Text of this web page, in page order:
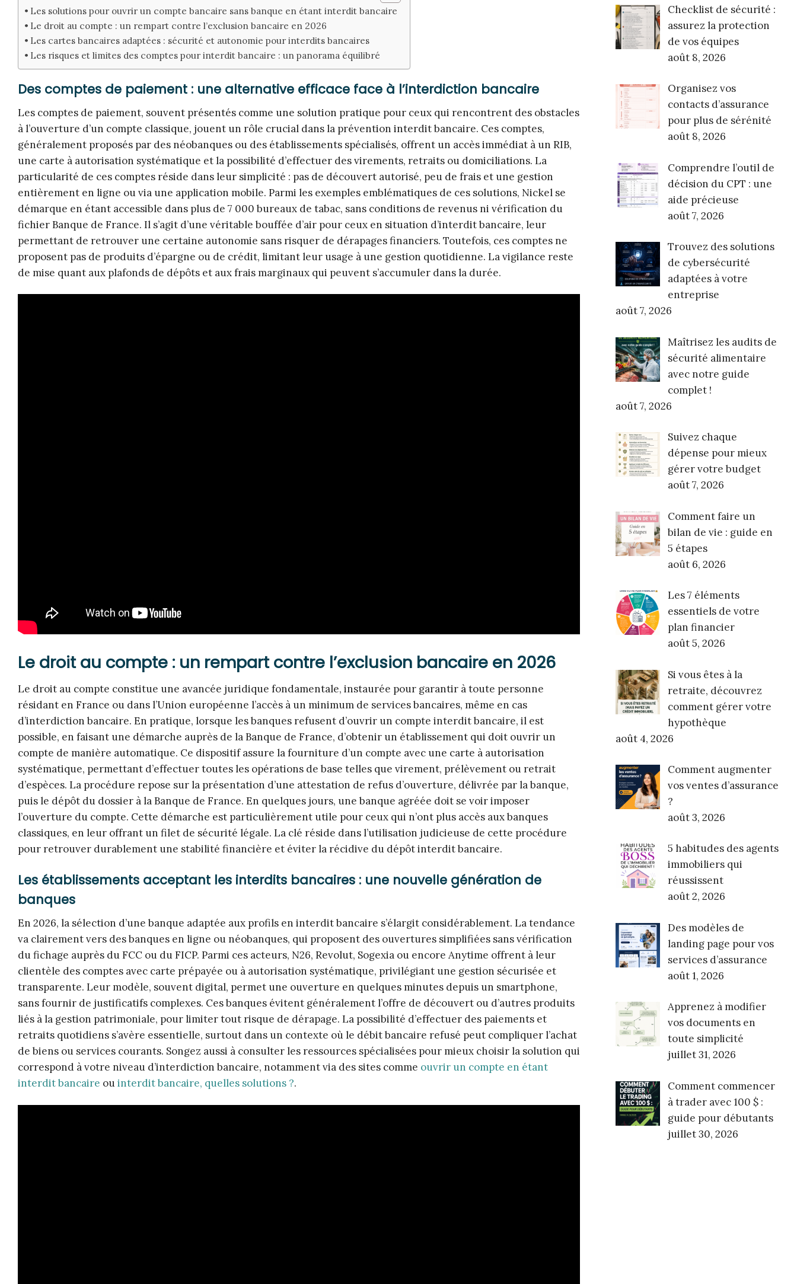
Les solutions pour ouvrir un compte bancaire sans banque en étant interdit bancaire
Le droit au compte : un rempart contre l’exclusion bancaire en 2026
Les cartes bancaires adaptées : sécurité et autonomie pour interdits bancaires
Les risques et limites des comptes pour interdit bancaire : un panorama équilibré
Des comptes de paiement : une alternative efficace face à l’interdiction bancaire
Les comptes de paiement, souvent présentés comme une solution pratique pour ceux qui rencontrent des obstacles
à l’ouverture d’un compte classique, jouent un rôle crucial dans la prévention interdit bancaire. Ces comptes,
généralement proposés par des néobanques ou des établissements spécialisés, offrent un accès immédiat à un RIB,
une carte à autorisation systématique et la possibilité d’effectuer des virements, retraits ou domiciliations. La
particularité de ces comptes réside dans leur simplicité : pas de découvert autorisé, peu de frais et une gestion
entièrement en ligne ou via une application mobile. Parmi les exemples emblématiques de ces solutions, Nickel se
démarque en étant accessible dans plus de 7 000 bureaux de tabac, sans conditions de revenus ni vérification du
fichier Banque de France. Il s’agit d’une véritable bouffée d’air pour ceux en situation d’interdit bancaire, leur
permettant de retrouver une certaine autonomie sans risquer de dérapages financiers. Toutefois, ces comptes ne
proposent pas de produits d’épargne ou de crédit, limitant leur usage à une gestion quotidienne. La vigilance reste
de mise quant aux plafonds de dépôts et aux frais marginaux qui peuvent s’accumuler dans la durée.
Le droit au compte : un rempart contre l’exclusion bancaire en 2026
Le droit au compte constitue une avancée juridique fondamentale, instaurée pour garantir à toute personne
résidant en France ou dans l’Union européenne l’accès à un minimum de services bancaires, même en cas
d’interdiction bancaire. En pratique, lorsque les banques refusent d’ouvrir un compte interdit bancaire, il est
possible, en faisant une démarche auprès de la Banque de France, d’obtenir un établissement qui doit ouvrir un
compte de manière automatique. Ce dispositif assure la fourniture d’un compte avec une carte à autorisation
systématique, permettant d’effectuer toutes les opérations de base telles que virement, prélèvement ou retrait
d’espèces. La procédure repose sur la présentation d’une attestation de refus d’ouverture, délivrée par la banque,
puis le dépôt du dossier à la Banque de France. En quelques jours, une banque agréée doit se voir imposer
l’ouverture du compte. Cette démarche est particulièrement utile pour ceux qui n’ont plus accès aux banques
classiques, en leur offrant un filet de sécurité légale. La clé réside dans l’utilisation judicieuse de cette procédure
pour retrouver durablement une stabilité financière et éviter la récidive du dépôt interdit bancaire.
Les établissements acceptant les interdits bancaires : une nouvelle génération de
banques
En 2026, la sélection d’une banque adaptée aux profils en interdit bancaire s’élargit considérablement. La tendance
va clairement vers des banques en ligne ou néobanques, qui proposent des ouvertures simplifiées sans vérification
du fichage auprès du FCC ou du FICP. Parmi ces acteurs, N26, Revolut, Sogexia ou encore Anytime offrent à leur
clientèle des comptes avec carte prépayée ou à autorisation systématique, privilégiant une gestion sécurisée et
transparente. Leur modèle, souvent digital, permet une ouverture en quelques minutes depuis un smartphone,
sans fournir de justificatifs complexes. Ces banques évitent généralement l’offre de découvert ou d’autres produits
liés à la gestion patrimoniale, pour limiter tout risque de dérapage. La possibilité d’effectuer des paiements et
retraits quotidiens s’avère essentielle, surtout dans un contexte où le débit bancaire refusé peut compliquer l’achat
de biens ou services courants. Songez aussi à consulter les ressources spécialisées pour mieux choisir la solution qui
correspond à votre niveau d’interdiction bancaire, notamment via des sites comme ouvrir un compte en étant
interdit bancaire ouinterdit bancaire, quelles solutions ?.
Checklist de sécurité :
assurez la protection
de vos équipes
août 8, 2026
Organisez vos
contacts d’assurance
pour plus de sérénité
août 8, 2026
Comprendre l’outil de
décision du CPT : une
aide précieuse
août 7, 2026
Trouvez des solutions
de cybersécurité
adaptées à votre
entreprise
août 7, 2026
Maîtrisez les audits de
sécurité alimentaire
avec notre guide
complet !
août 7, 2026
Suivez chaque
dépense pour mieux
gérer votre budget
août 7, 2026
Comment faire un
bilan de vie : guide en
5 étapes
août 6, 2026
Les 7 éléments
essentiels de votre
plan financier
août 5, 2026
Si vous êtes à la
retraite, découvrez
comment gérer votre
hypothèque
août 4, 2026
Comment augmenter
vos ventes d’assurance
?
août 3, 2026
5 habitudes des agents
immobiliers qui
réussissent
août 2, 2026
Des modèles de
landing page pour vos
services d’assurance
août 1, 2026
Apprenez à modifier
vos documents en
toute simplicité
juillet 31, 2026
Comment commencer
à trader avec 100 $ :
guide pour débutants
juillet 30, 2026